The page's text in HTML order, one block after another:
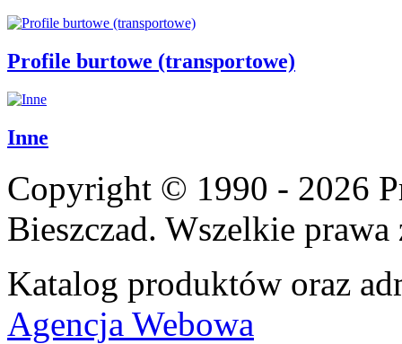
Profile burtowe (transportowe)
Inne
Copyright © 1990 - 2026
Bieszczad. Wszelkie prawa
Katalog produktów oraz
Agencja Webowa